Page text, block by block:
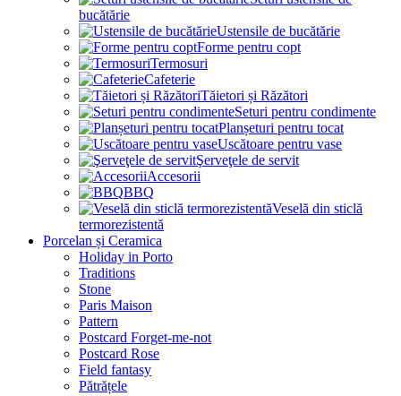
bucătărie
Ustensile de bucătărie
Forme pentru copt
Termosuri
Cafeterie
Tăietori și Răzători
Seturi pentru condimente
Planșeturi pentru tocat
Uscătoare pentru vase
Şerveţele de servit
Accesorii
BBQ
Veselă din sticlă
termorezistentă
Porcelan și Ceramica
Holiday in Porto
Traditions
Stone
Paris Maison
Pattern
Postcard Forget-me-not
Postcard Rose
Field fantasy
Pătrățele